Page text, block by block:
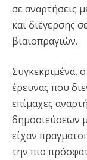
σε αναρτήσεις
και διέγερσης
βιαιοπραγιών.
Συγκεκριμένα,
έρευνας που
επίμαχες
δημοσιεύσεων
είχαν
την πιο